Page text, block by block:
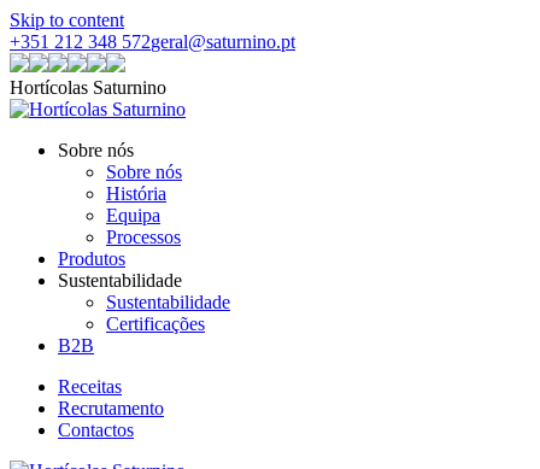
Skip to content
+351 212 348 572geral@saturnino.pt
Hortícolas Saturnino
Sobre nós
Sobre nós
História
Equipa
Processos
Produtos
Sustentabilidade
Sustentabilidade
Certificações
B2B
Receitas
Recrutamento
Contactos